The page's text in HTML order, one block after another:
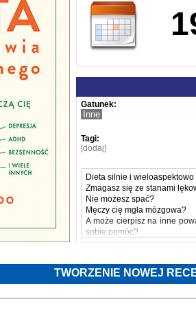
Gatunek:
Inne
Tagi:
[dodaj]
Dieta silnie i
Zmagasz się ze stanami
Nie możesz spać?
Męczy cię mgła mózgowa?
A może cierpisz na inne
sobie pomóc?
Psychiatrzy przepisują
tego, co powinno pojawiać
Ostatnie, przełomowe
jednak, że dieta
psychiczna znajduje
TWORZENIE NOWEJ
JEŚĆ, KIEDY MĘCZĄ CIĘ: MGŁA